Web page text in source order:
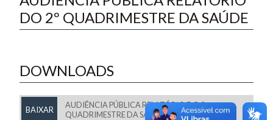
DO 2º QUADRIMESTRE DA SAÚDE
DOWNLOADS
BAIXAR
AUDIÊNCIA PÚBLICA RELATÓRIO DO 2º
QUADRIMESTRE DA SAÚDE